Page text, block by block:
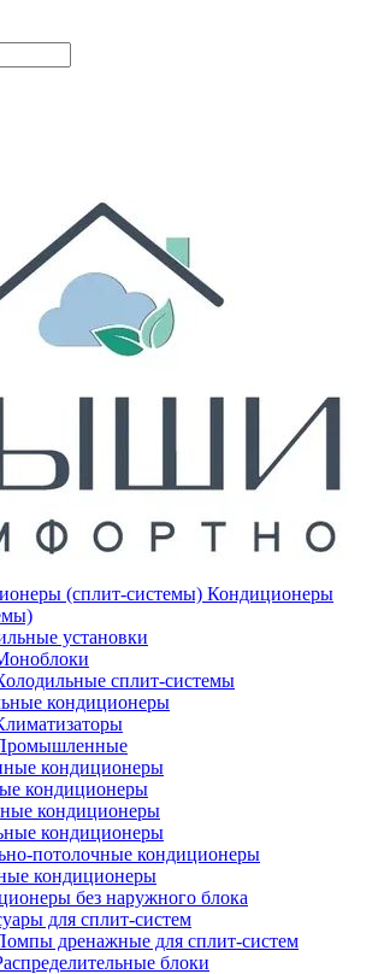
Кондиционеры
установки
сплит-системы
кондиционеры
кондиционеры
кондиционеры
кондиционеры
кондиционеры
потолочные кондиционеры
кондиционеры
без наружного блока
для сплит-систем
дренажные для сплит-систем
блоки